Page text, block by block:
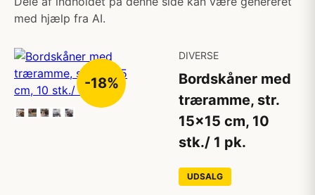
med hjælp fra AI.
-18%
DIVERSE
Bordskåner med
træramme, str.
15x15 cm, 10
stk./ 1 pk.
UDSALG